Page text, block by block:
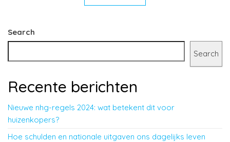
Search
Search
Recente berichten
Nieuwe nhg-regels 2024: wat betekent dit voor
huizenkopers?
Hoe schulden en nationale uitgaven ons dagelijks leven